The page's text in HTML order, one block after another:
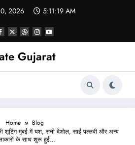
2026 5:11:21 AM
Gujarat
Home
Blog
की शूटिंग मुंबई में यश, सनी देओल, साईं पल्लवी और अन्य
के साथ शुरू हुई…